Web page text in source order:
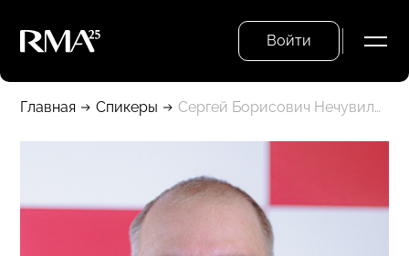
Войти
Главная Спикеры Сергей Борисович Нечувилин